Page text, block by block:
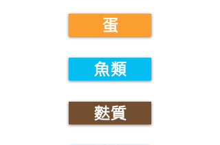
蛋
魚類
麩質